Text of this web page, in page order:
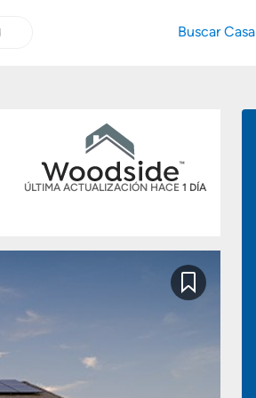
Buscar Casa
ÚLTIMA ACTUALIZACIÓN HACE 1 DÍA
Guardar